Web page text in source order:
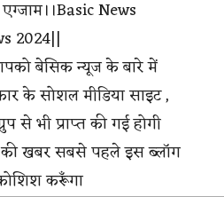
News
2024||
बेसिक न्यूज के बारे में
के सोशल मीडिया साइट ,
से भी प्राप्त की गई होगी
खबर सबसे पहले इस ब्लॉग
करूँगा